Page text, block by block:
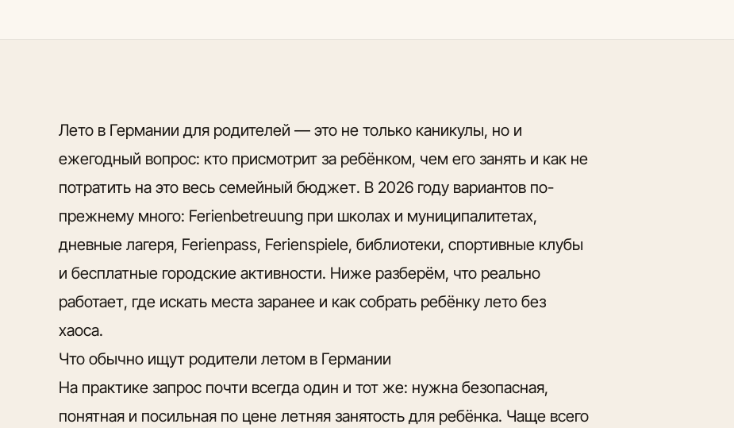
Лето в Германии для родителей — это не только каникулы, но и
ежегодный вопрос: кто присмотрит за ребёнком, чем его занять и как не
потратить на это весь семейный бюджет. В 2026 году вариантов по-
прежнему много: Ferienbetreuung при школах и муниципалитетах,
дневные лагеря, Ferienpass, Ferienspiele, библиотеки, спортивные клубы
и бесплатные городские активности. Ниже разберём, что реально
работает, где искать места заранее и как собрать ребёнку лето без
хаоса.
Что обычно ищут родители летом в Германии
На практике запрос почти всегда один и тот же: нужна безопасная,
понятная и посильная по цене летняя занятость для ребёнка. Чаще всего